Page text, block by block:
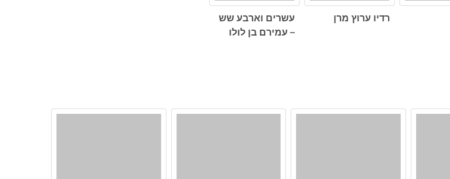
רדיו ערוץ מרן
עשרים וארבע שש
– עמירם בן לולו